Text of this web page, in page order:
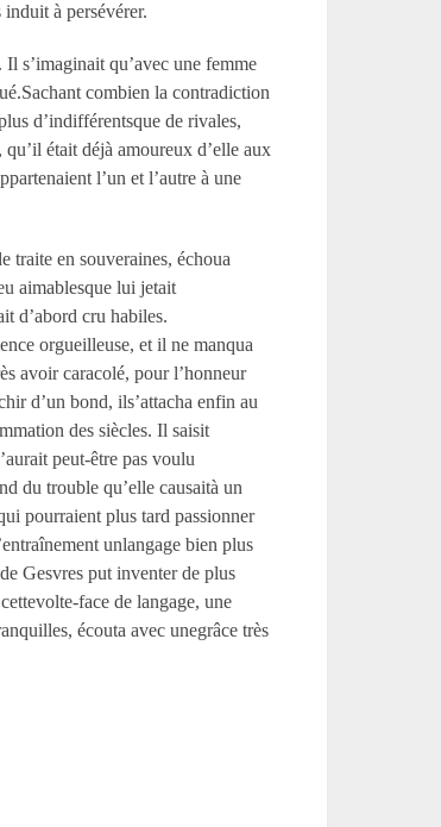
à persévérer.
s’imaginait qu’avec une femme
combien la contradiction
d’indifférentsque de rivales,
était déjà amoureux d’elle aux
l’un et l’autre à une
traite en souveraines, échoua
aimablesque lui jetait
d’abord cru habiles.
orgueilleuse, et il ne manqua
avoir caracolé, pour l’honneur
d’un bond, ils’attacha enfin au
des siècles. Il saisit
peut-être pas voulu
du trouble qu’elle causaità un
pourraient plus tard passionner
unlangage bien plus
Gesvres put inventer de plus
face de langage, une
écouta avec unegrâce très